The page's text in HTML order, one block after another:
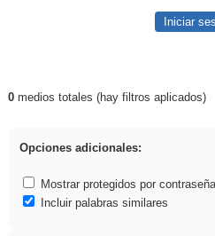
Iniciar
Resultados de:
0medios totales (hay filtros aplicados)
Opciones adicionales:
Mostrar protegidos por contraseña
Incluir palabras similares